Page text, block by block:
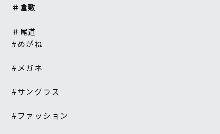
＃倉敷
＃尾道
#めがね
#メガネ
#サングラス
#ファッション